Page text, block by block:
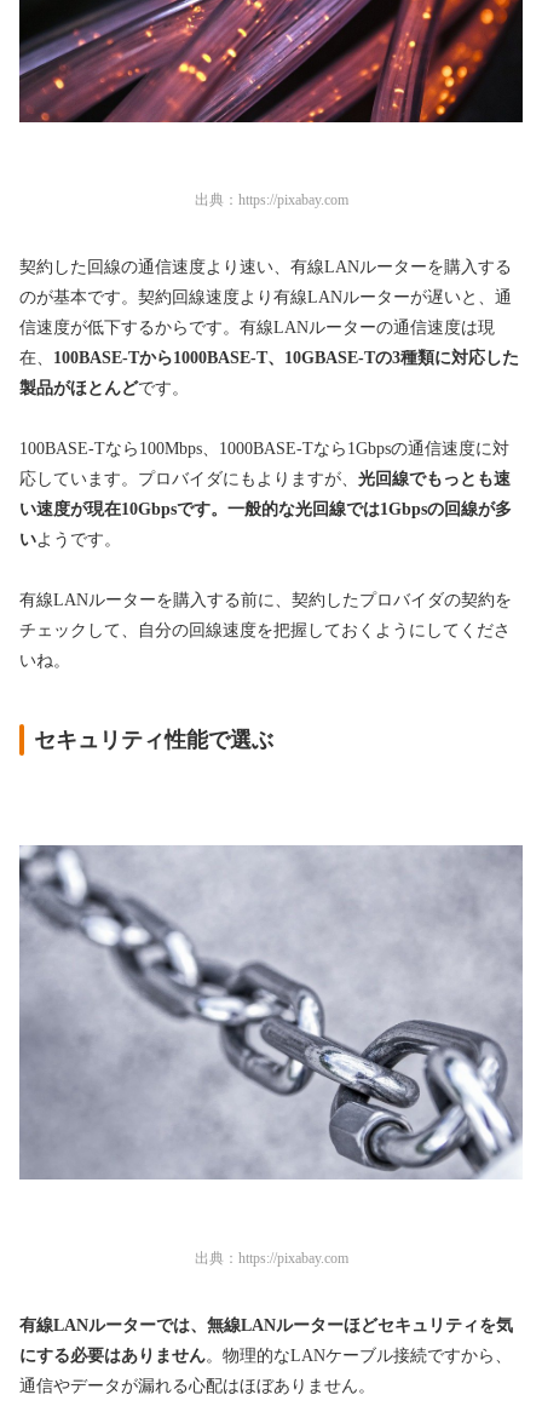
出典： https://pixabay.com
契約した回線の通信速度より速い、有線LANルーターを購入する
のが基本です。契約回線速度より有線LANルーターが遅いと、通
信速度が低下するからです。有線LANルーターの通信速度は現
在、 100BASE-Tから1000BASE-T、10GBASE-Tの3種類に対応した
製品がほとんどです。
100BASE-Tなら100Mbps、1000BASE-Tなら1Gbpsの通信速度に対
応しています。プロバイダにもよりますが、 光回線でもっとも速
い速度が現在10Gbpsです。一般的な光回線では1Gbpsの回線が多
いようです。
有線LANルーターを購入する前に、契約したプロバイダの契約を
チェックして、自分の回線速度を把握しておくようにしてくださ
いね。
セキュリティ性能で選ぶ
出典： https://pixabay.com
有線LANルーターでは、無線LANルーターほどセキュリティを気
にする必要はありません。物理的なLANケーブル接続ですから、
通信やデータが漏れる心配はほぼありません。